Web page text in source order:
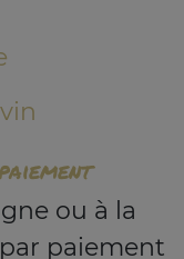
ou à la
paiement